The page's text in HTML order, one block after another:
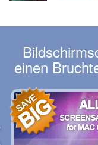
einen